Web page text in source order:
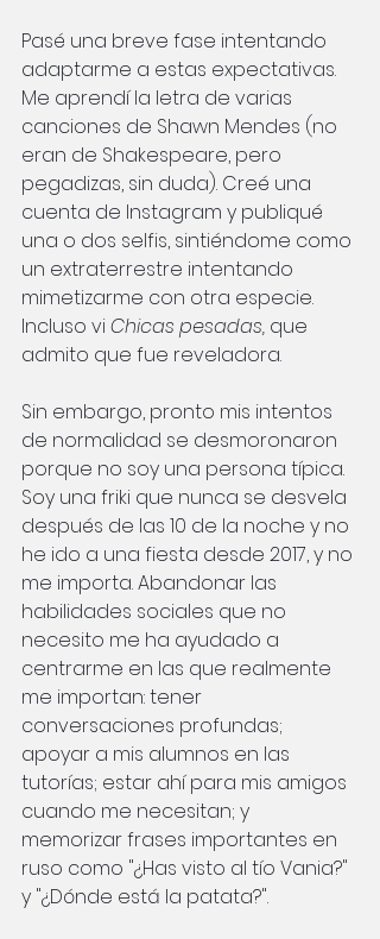
Pasé una breve fase intentando
adaptarme a estas expectativas.
Me aprendí la letra de varias
canciones de Shawn Mendes (no
eran de Shakespeare, pero
pegadizas, sin duda). Creé una
cuenta de Instagram y publiqué
una o dos selfis, sintiéndome como
un extraterrestre intentando
mimetizarme con otra especie.
Incluso vi Chicas pesadas, que
admito que fue reveladora.
Sin embargo, pronto mis intentos
de normalidad se desmoronaron
porque no soy una persona típica.
Soy una friki que nunca se desvela
después de las 10 de la noche y no
he ido a una fiesta desde 2017, y no
me importa. Abandonar las
habilidades sociales que no
necesito me ha ayudado a
centrarme en las que realmente
me importan: tener
conversaciones profundas;
apoyar a mis alumnos en las
tutorías; estar ahí para mis amigos
cuando me necesitan; y
memorizar frases importantes en
ruso como "¿Has visto al tío Vania?"
y "¿Dónde está la patata?".